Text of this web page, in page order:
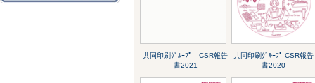
共同印刷ｸﾞﾙｰﾌﾟ CSR報告
書2021
共同印刷ｸﾞﾙｰﾌﾟ CSR報告
書2020